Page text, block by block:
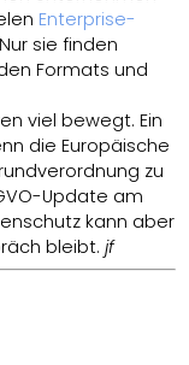
Enterprise-
sie finden
Formats und
viel bewegt. Ein
die Europäische
zu
Update am
kann aber
bleibt.jf